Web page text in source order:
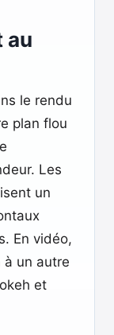
au
le rendu
plan flou
Les
un
En vidéo,
à un autre
et